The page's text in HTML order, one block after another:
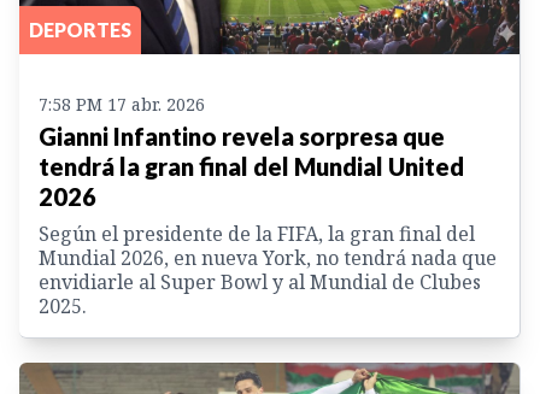
DEPORTES
7:58 PM 17 abr. 2026
Gianni Infantino revela sorpresa que
tendrá la gran final del Mundial United
2026
Según el presidente de la FIFA, la gran final del
Mundial 2026, en nueva York, no tendrá nada que
envidiarle al Super Bowl y al Mundial de Clubes
2025.